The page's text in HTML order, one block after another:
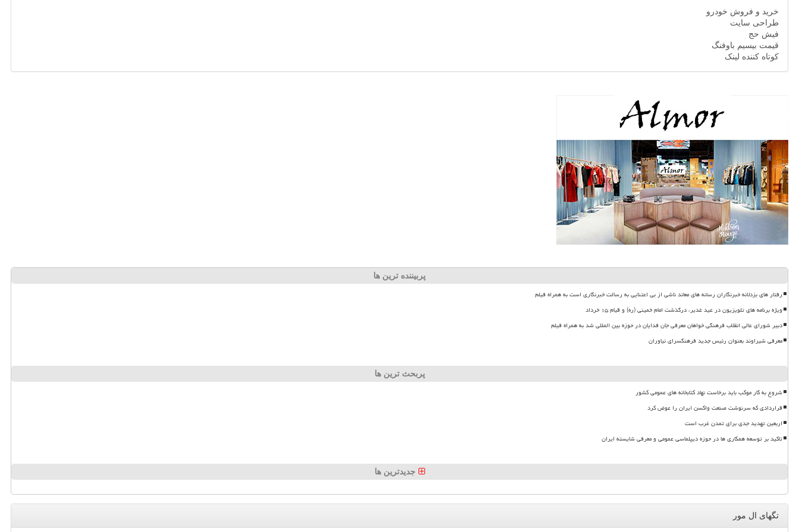
خرید و فروش خودرو
طراحی سایت
فیش حج
قیمت بیسیم باوفنگ
کوتاه کننده لینک
پربیننده ترین ها
رفتار های بزدلانه خبرنگاران رسانه های معاند ناشی از بی اعتنایی به رسالت خبرنگاری است به همراه فیلم
ویژه برنامه های تلویزیون در عید غدیر، درگذشت امام خمینی (ره) و قیام ۱۵ خرداد
دبیر شورای عالی انقلاب فرهنگی خواهان معرفی جان فدایان در حوزه بین المللی شد به همراه فیلم
معرفی شیراوند بعنوان رئیس جدید فرهنگسرای نیاوران
پربحث ترین ها
شروع به کار موکب باید برخاست نهاد کتابخانه های عمومی کشور
قراردادی که سرنوشت صنعت واکسن ایران را عوض کرد
اربعین تهدید جدی برای تمدن غرب است
تاکید بر توسعه همکاری ها در حوزه دیپلماسی عمومی و معرفی شایسته ایران
جدیدترین ها
تگهای ال مور